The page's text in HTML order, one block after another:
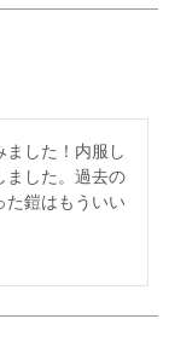
ました！内服し
ました。過去の
た鎧はもういい